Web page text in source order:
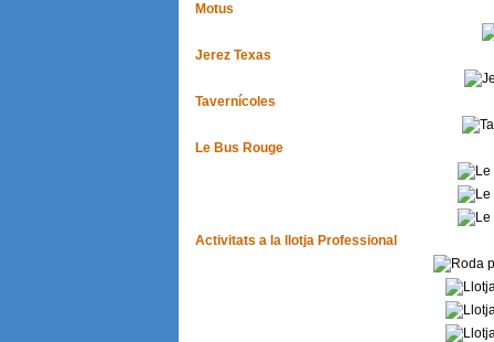
Motus
Jerez Texas
Tavernícoles
Le Bus Rouge
Activitats a la llotja Professional